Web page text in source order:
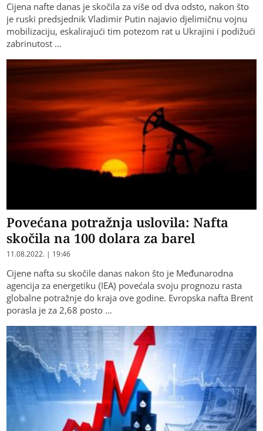
Cijena nafte danas je skočila za više od dva odsto, nakon što
je ruski predsjednik Vladimir Putin najavio djelimičnu vojnu
mobilizaciju, eskalirajući tim potezom rat u Ukrajini i podižući
zabrinutost …
Povećana potražnja uslovila: Nafta
skočila na 100 dolara za barel
11.08.2022. | 19:46
Cijene nafta su skočile danas nakon što je Međunarodna
agencija za energetiku (IEA) povećala svoju prognozu rasta
globalne potražnje do kraja ove godine. Evropska nafta Brent
porasla je za 2,68 posto …